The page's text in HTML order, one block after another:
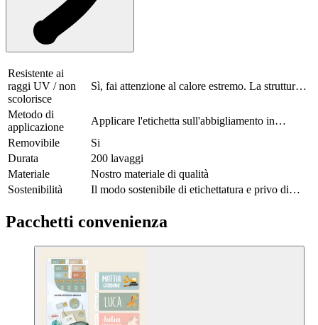
materiali impermeabili antipioggia. Lasciare aderire l'adesivo per
almeno 24 ore prima di lavare il capo in lavatrice. Gli adesivi sono
adatti sia al lavaggio in lavatrice che all'asciugatrice e durano almeno
200 lavaggi. Si consiglia di non lavare il capo a temperature
superiori a 40 gradi. Evitare il contatto con il ferro da stiro caldo per
Resistente ai
raggi UV / non
scolorisce
Sì, fai attenzione al calore estremo. La struttura e
Metodo di
applicazione
Applicare l'etichetta sull'abbigliamento in
almeno 24 ore
Removibile
Si
Durata
200 lavaggi
Materiale
Nostro materiale di qualità
Sostenibilità
Il modo sostenibile di etichettatura e privo di
Pacchetti convenienza